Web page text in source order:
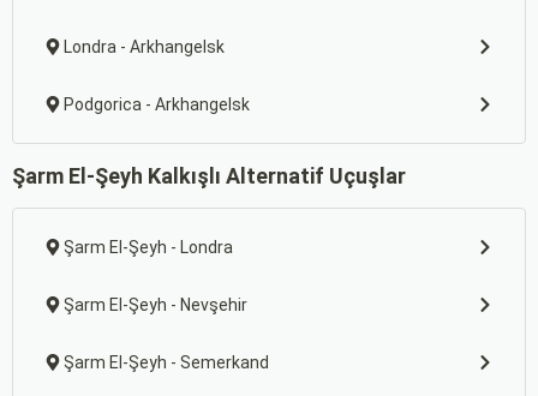
Londra - Arkhangelsk
Podgorica - Arkhangelsk
Şarm El-Şeyh Kalkışlı Alternatif Uçuşlar
Şarm El-Şeyh - Londra
Şarm El-Şeyh - Nevşehir
Şarm El-Şeyh - Semerkand